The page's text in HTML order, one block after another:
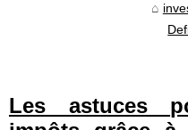
Les astuces